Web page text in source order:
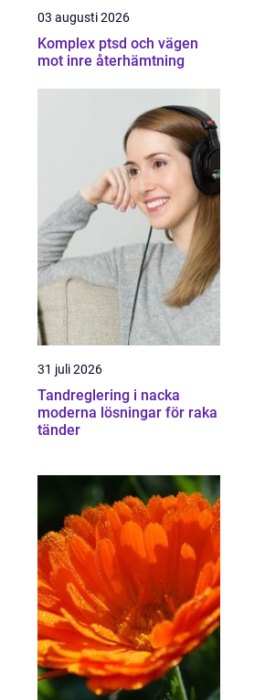
03 augusti 2026
Komplex ptsd och vägen
mot inre återhämtning
31 juli 2026
Tandreglering i nacka
moderna lösningar för raka
tänder